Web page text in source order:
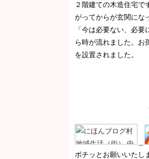
２階建ての木造住宅で
がってからが玄関に
「今は必要ない、必
ら時が流れました。お
を設置されました。
ポチッとお願いいたし